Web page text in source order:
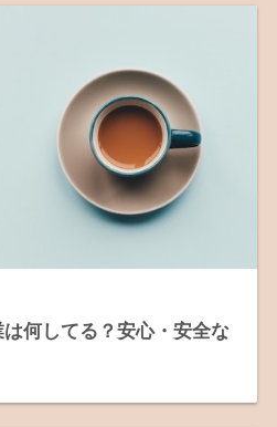
何してる？安心・安全な